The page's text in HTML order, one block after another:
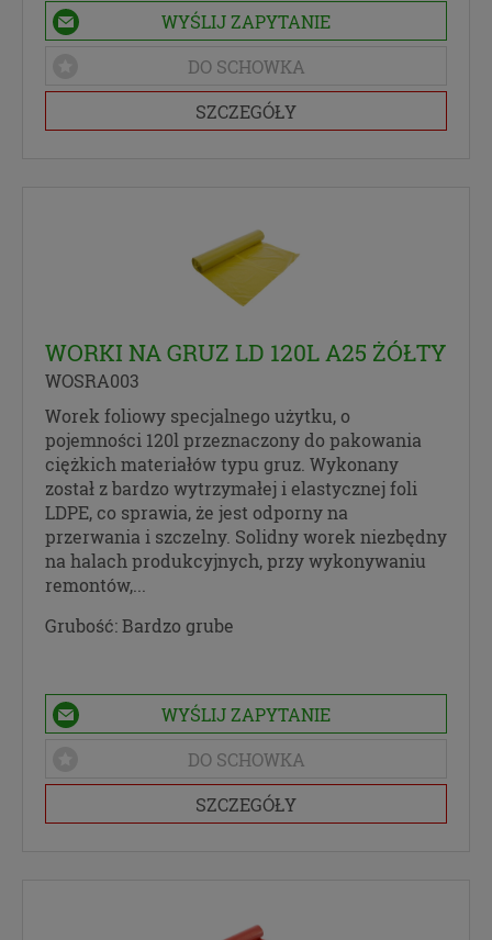
WYŚLIJ ZAPYTANIE
DO SCHOWKA
SZCZEGÓŁY
WORKI NA GRUZ LD 120L A25 ŻÓŁTY
WOSRA003
Worek foliowy specjalnego użytku, o
pojemności 120l przeznaczony do pakowania
ciężkich materiałów typu gruz. Wykonany
został z bardzo wytrzymałej i elastycznej foli
LDPE, co sprawia, że jest odporny na
przerwania i szczelny. Solidny worek niezbędny
na halach produkcyjnych, przy wykonywaniu
remontów,...
Grubość:Bardzo grube
WYŚLIJ ZAPYTANIE
DO SCHOWKA
SZCZEGÓŁY